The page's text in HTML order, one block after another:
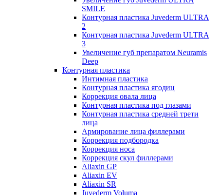
SMILE
Контурная пластика Juvederm ULTRA
2
Контурная пластика Juvederm ULTRA
3
Увеличение губ препаратом Neuramis
Deep
Контурная пластика
Интимная пластика
Контурная пластика ягодиц
Коррекция овала лица
Контурная пластика под глазами
Контурная пластика средней трети
лица
Армирование лица филлерами
Коррекция подбородка
Коррекция носа
Коррекция скул филлерами
Aliaxin GP
Aliaxin EV
Aliaxin SR
Juvederm Voluma